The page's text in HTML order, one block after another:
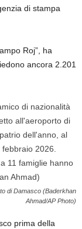
di stampa
Roj”, ha
ancora 2.201
di Damasco (Baderkhan
Ahmad/AP Photo)
prima della